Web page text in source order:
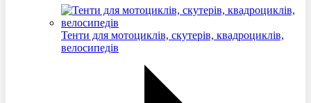
Тенти для мотоциклів, скутерів, квадроциклів,
велосипедів